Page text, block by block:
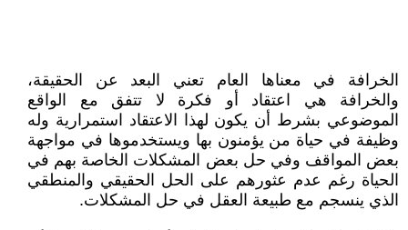
الخرافة في معناها العام تعني البعد عن الحقيقة،
والخرافة هي اعتقاد أو فكرة لا تتفق مع الواقع
الموضوعي بشرط أن يكون لهذا الاعتقاد استمرارية وله
وظيفة في حياة من يؤمنون بها ويستخدموها في مواجهة
بعض المواقف وفي حل بعض المشكلات الخاصة بهم في
الحياة رغم عدم عثورهم على الحل الحقيقي والمنطقي
الذي ينسجم مع طبيعة العقل في حل المشكلات.